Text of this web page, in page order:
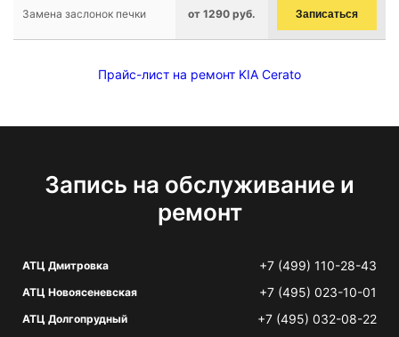
Замена заслонок печки от 1290 руб. Записаться
Прайс-лист на ремонт KIA Cerato
Запись на обслуживание и
ремонт
АТЦ Дмитровка +7 (499) 110-28-43
АТЦ Новоясеневская +7 (495) 023-10-01
АТЦ Долгопрудный +7 (495) 032-08-22